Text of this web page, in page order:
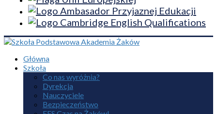
Główna
Szkoła
Co nas wyróżnia?
Dyrekcja
Nauczyciele
Bezpieczeństwo